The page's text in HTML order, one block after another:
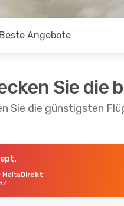
Beste Angebote
Sie die
Sie die günstigsten
MaltaDirekt